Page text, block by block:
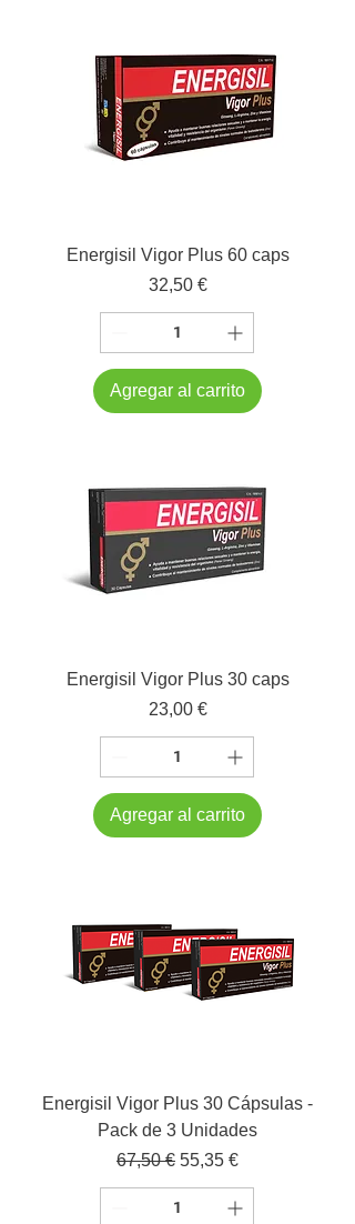
Energisil Vigor Plus 60 caps
Precio
32,50 €
Agregar al carrito
Energisil Vigor Plus 30 caps
Precio
23,00 €
Agregar al carrito
Energisil Vigor Plus 30 Cápsulas -
Pack de 3 Unidades
Precio
67,50 € Precio de oferta
55,35 €